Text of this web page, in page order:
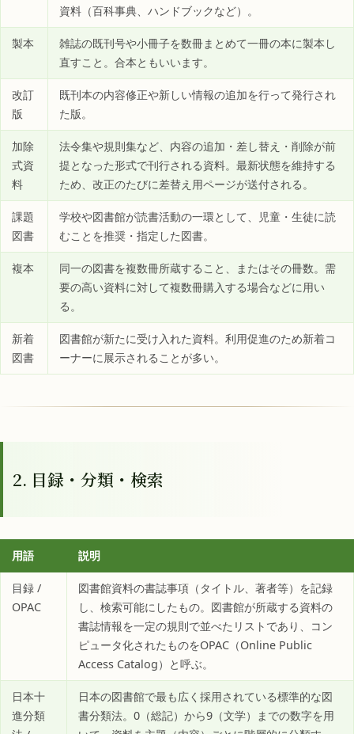
資料（百科事典、ハンドブックなど）。
製本
雑誌の既刊号や小冊子を数冊まとめて一冊の本に製本し
直すこと。合本ともいいます。
改訂
版
既刊本の内容修正や新しい情報の追加を行って発行され
た版。
加除
式資
料
法令集や規則集など、内容の追加・差し替え・削除が前
提となった形式で刊行される資料。最新状態を維持する
ため、改正のたびに差替え用ページが送付される。
課題
図書
学校や図書館が読書活動の一環として、児童・生徒に読
むことを推奨・指定した図書。
複本
同一の図書を複数冊所蔵すること、またはその冊数。需
要の高い資料に対して複数冊購入する場合などに用い
る。
新着
図書
図書館が新たに受け入れた資料。利用促進のため新着コ
ーナーに展示されることが多い。
2. 目録・分類・検索
用語 説明
目録 /
OPAC
図書館資料の書誌事項（タイトル、著者等）を記録
し、検索可能にしたもの。図書館が所蔵する資料の
書誌情報を一定の規則で並べたリストであり、コン
ピュータ化されたものをOPAC（Online Public
Access Catalog）と呼ぶ。
日本十
進分類
日本の図書館で最も広く採用されている標準的な図
書分類法。0（総記）から9（文学）までの数字を用